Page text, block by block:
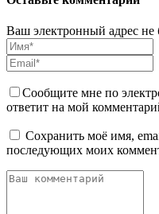
Ваш электронный адрес не
Сообщите мне по
ответит на мой
Сохранить моё имя,
последующих моих